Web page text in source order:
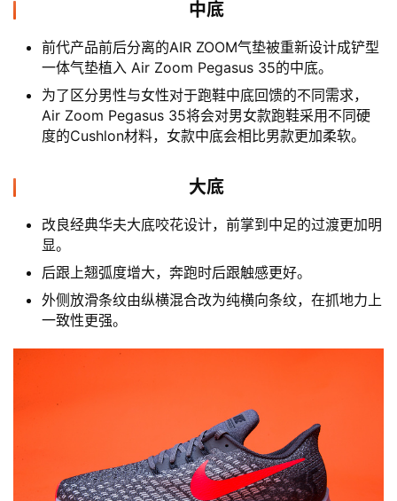
中底
前代产品前后分离的AIR ZOOM气垫被重新设计成铲型
一体气垫植入 Air Zoom Pegasus 35的中底。
为了区分男性与女性对于跑鞋中底回馈的不同需求，
Air Zoom Pegasus 35将会对男女款跑鞋采用不同硬
度的Cushlon材料，女款中底会相比男款更加柔软。
大底
改良经典华夫大底咬花设计，前掌到中足的过渡更加明
显。
后跟上翘弧度增大，奔跑时后跟触感更好。
外侧放滑条纹由纵横混合改为纯横向条纹，在抓地力上
一致性更强。